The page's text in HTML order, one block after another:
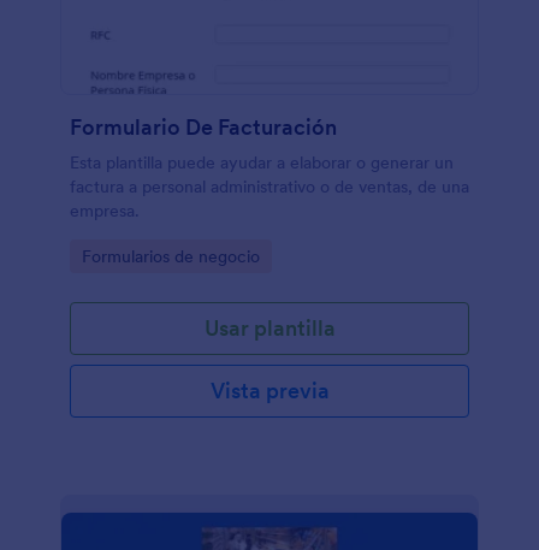
Formulario De Facturación
Esta plantilla puede ayudar a elaborar o generar un
factura a personal administrativo o de ventas, de una
empresa.
Go to Category:
Formularios de negocio
Usar plantilla
Vista previa